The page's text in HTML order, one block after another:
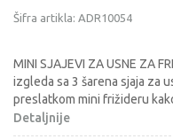
Šifra artikla: ADR10054
MINI SJAJEVI ZA USNE ZA
izgleda sa 3 šarena sjaja za
preslatkom mini frižideru
Detaljnije